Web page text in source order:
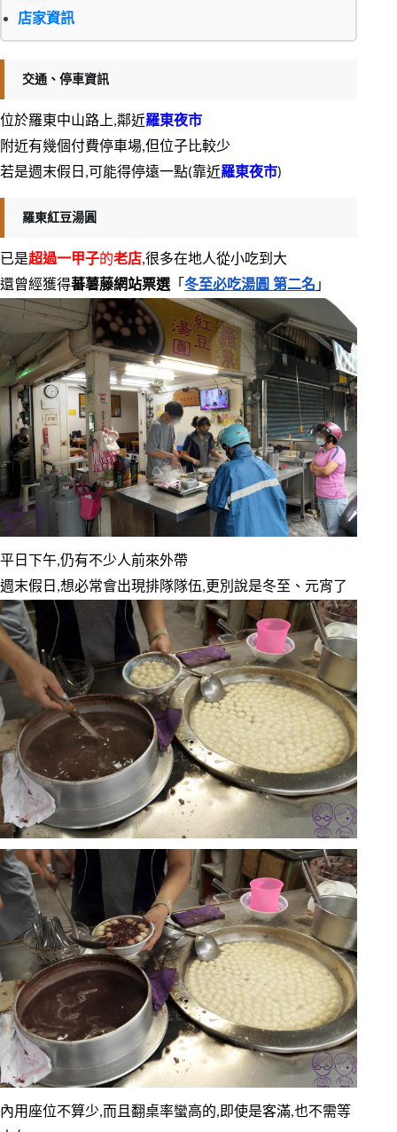
店家資訊
交通、停車資訊
位於羅東中山路上,鄰近羅東夜市
附近有幾個付費停車場,但位子比較少
若是週末假日,可能得停遠一點(靠近羅東夜市)
羅東紅豆湯圓
已是超過一甲子的老店,很多在地人從小吃到大
還曾經獲得蕃薯藤網站票選「 冬至必吃湯圓 第二名 」
平日下午,仍有不少人前來外帶
週末假日,想必常會出現排隊隊伍,更別說是冬至、元宵了
內用座位不算少,而且翻桌率蠻高的,即使是客滿,也不需等